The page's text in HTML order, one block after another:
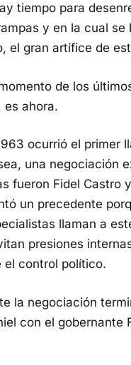
tiempo para
y en la cual se
el gran artífice de
de los
es ahora.
ocurrió el primer
una negociación
fueron Fidel Castro
un precedente
llaman a
presiones
el control político.
la negociación
con el gobernante